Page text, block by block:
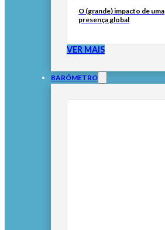
O (grande) impacto de uma
presença global
VER MAIS
BARÓMETRO